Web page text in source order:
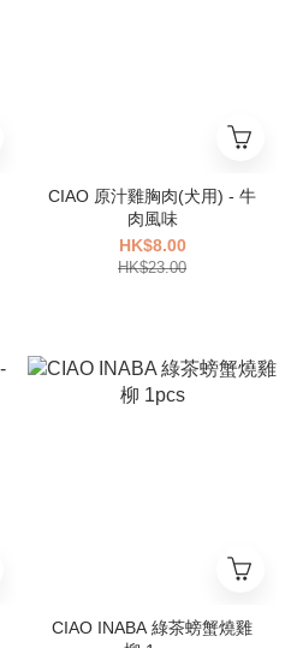
CIAO 原汁雞胸肉(犬用) - 牛
肉風味
HK$8.00
HK$23.00
CIAO INABA 綠茶螃蟹燒雞